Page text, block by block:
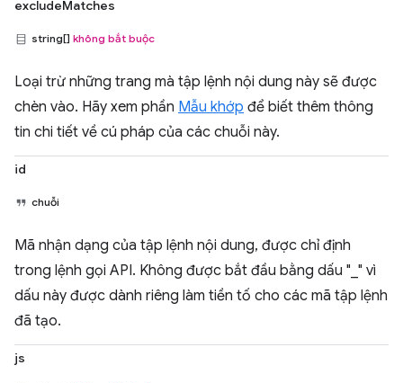
excludeMatches
string[] không bắt buộc
Loại trừ những trang mà tập lệnh nội dung này sẽ được
chèn vào. Hãy xem phần Mẫu khớp để biết thêm thông
tin chi tiết về cú pháp của các chuỗi này.
id
chuỗi
Mã nhận dạng của tập lệnh nội dung, được chỉ định
trong lệnh gọi API. Không được bắt đầu bằng dấu "_" vì
dấu này được dành riêng làm tiền tố cho các mã tập lệnh
đã tạo.
js